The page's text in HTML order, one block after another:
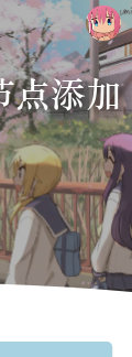
点添加